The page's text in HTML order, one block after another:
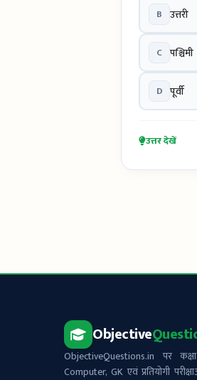
B उत्तरी
C पश्चिमी
D पूर्वी
उत्तर देखें
Objective
ObjectiveQuestions.in पर
Computer, GK एवं प्रतियोगी